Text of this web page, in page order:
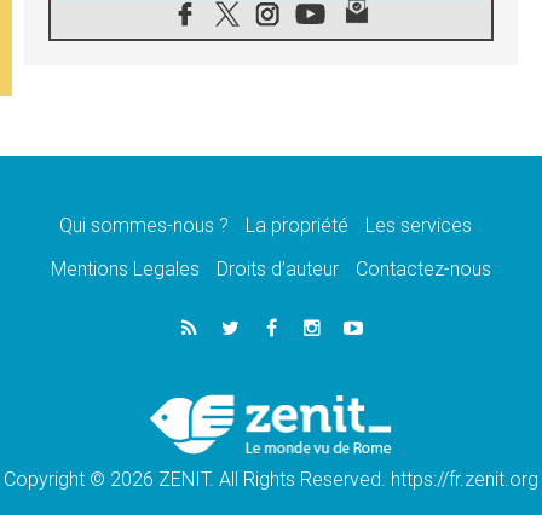
07.08.2026
1ère Conférence continentale sur l'éducation
07.08.2026
07.08.2026
lancement des «dix jours de prière pour la
06.08.2026
Préparatifs des JMJ 2027 à Séoul: «c'est
Chrétiens et confucéens: respect et sagesse
pour relever les «défis urgents»
Qui sommes-nous ? La propriété
Les services
Mentions Legales
Droits d’auteur Contactez-nous
Copyright © 2026 ZENIT. All Rights Reserved. https://fr.zenit.org